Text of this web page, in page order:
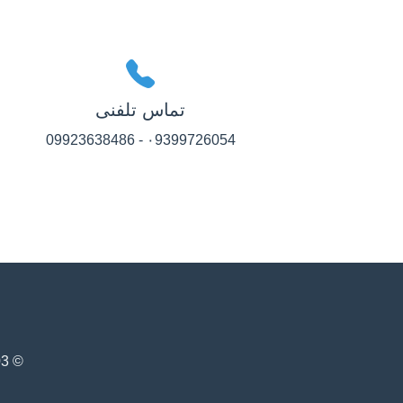
تماس تلفنی
۰9399726054 - 09923638486
© 1403 - سیستم مدیریت آگهی‌های املاک دوارک. تمامی حقوق محفوظ است.